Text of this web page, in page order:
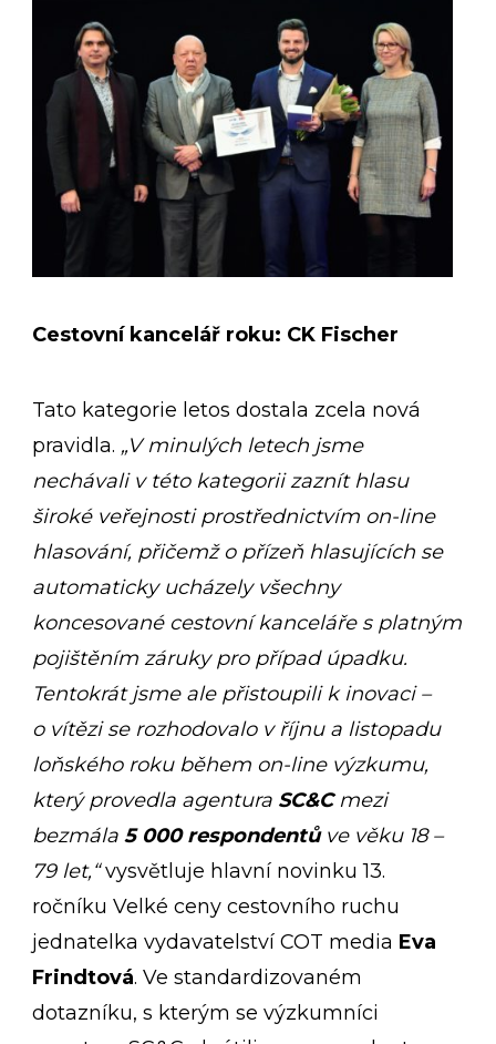
Cestovní kancelář roku: CK Fischer
Tato kategorie letos dostala zcela nová
pravidla. „V minulých letech jsme
nechávali v této kategorii zaznít hlasu
široké veřejnosti prostřednictvím on-line
hlasování, přičemž o přízeň hlasujících se
automaticky ucházely všechny
koncesované cestovní kanceláře s platným
pojištěním záruky pro případ úpadku.
Tentokrát jsme ale přistoupili k inovaci –
o vítězi se rozhodovalo v říjnu a listopadu
loňského roku během on-line výzkumu,
který provedla agentura SC&Cmezi
bezmála5 000 respondentůve věku 18 –
79 let,“vysvětluje hlavní novinku 13.
ročníku Velké ceny cestovního ruchu
jednatelka vydavatelství COT media Eva
Frindtová. Ve standardizovaném
dotazníku, s kterým se výzkumníci